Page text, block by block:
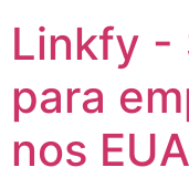
conteúdo
Linkfy -
para
nos EUA